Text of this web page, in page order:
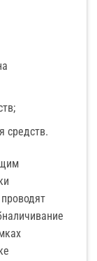
средств.